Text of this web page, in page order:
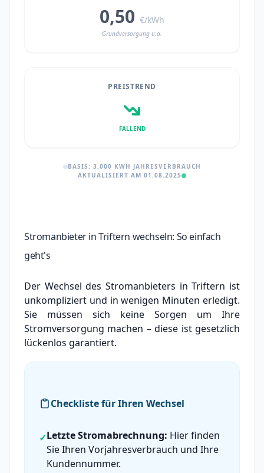
0,50 €/kWh
Grundversorgung u.a.
PREISTREND
FALLEND
BASIS: 3.000 KWH JAHRESVERBRAUCH
AKTUALISIERT AM 01.08.2025
Stromanbieter in Triftern wechseln: So einfach
geht's
Der Wechsel des Stromanbieters in Triftern ist
unkompliziert und in wenigen Minuten erledigt.
Sie müssen sich keine Sorgen um Ihre
Stromversorgung machen – diese ist gesetzlich
lückenlos garantiert.
Checkliste für Ihren Wechsel
✓Letzte Stromabrechnung: Hier finden
Sie Ihren Vorjahresverbrauch und Ihre
Kundennummer.